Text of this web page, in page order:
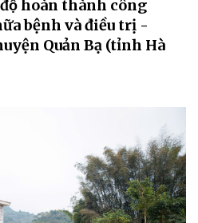
hoàn thành công
bệnh và điều trị -
Quản Bạ (tỉnh Hà